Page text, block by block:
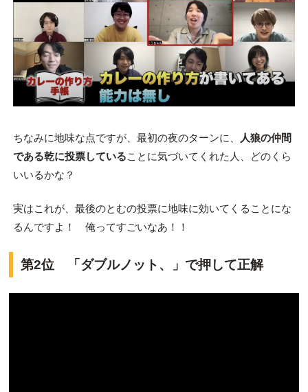
ちなみに地味な点ですが、最初の夜のターンに、
人狼の仲間
である乾に投票していることに気づいてくれた人、どのくら
いいるかな？
実はこれが、最後のとむの投票に地味に効いてくることにな
るんですよ！ 俺ってすごいなあ！！
第2位 「ダブルノット、」で押して正解